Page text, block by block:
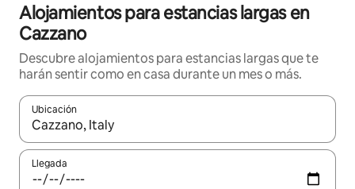
Alojamientos para estancias largas en
Cazzano
Descubre alojamientos para estancias largas que te
harán sentir como en casa durante un mes o más.
Ubicación
Cuando los resultados estén disponibles, podrás navegar
Llegada